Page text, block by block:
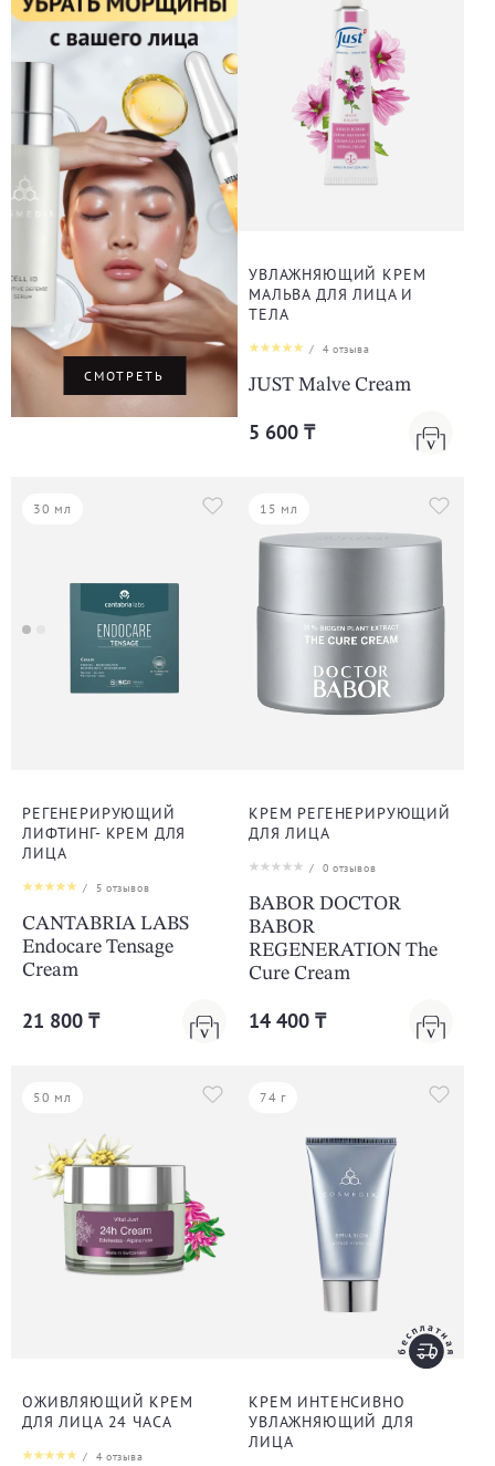
СМОТРЕТЬ
УВЛАЖНЯЮЩИЙ КРЕМ
МАЛЬВА ДЛЯ ЛИЦА И
ТЕЛА
/ 4отзыва
JUST Malve Cream
5 600 ₸
30 мл
РЕГЕНЕРИРУЮЩИЙ
ЛИФТИНГ- КРЕМ ДЛЯ
ЛИЦА
/ 5 отзывов
CANTABRIA LABS
Endocare Tensage
Cream
21 800 ₸
15 мл
КРЕМ РЕГЕНЕРИРУЮЩИЙ
ДЛЯ ЛИЦА
/ 0 отзывов
BABOR DOCTOR
BABOR
REGENERATION The
Cure Cream
14 400 ₸
50 мл
ОЖИВЛЯЮЩИЙ КРЕМ
ДЛЯ ЛИЦА 24 ЧАСА
/ 4отзыва
74 г
КРЕМ ИНТЕНСИВНО
УВЛАЖНЯЮЩИЙ ДЛЯ
ЛИЦА